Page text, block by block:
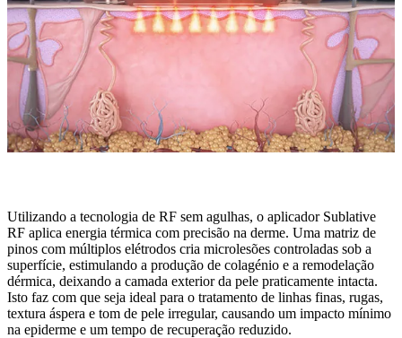
Utilizando a tecnologia de RF sem agulhas, o aplicador Sublative
RF aplica energia térmica com precisão na derme. Uma matriz de
pinos com múltiplos elétrodos cria microlesões controladas sob a
superfície, estimulando a produção de colagénio e a remodelação
dérmica, deixando a camada exterior da pele praticamente intacta.
Isto faz com que seja ideal para o tratamento de linhas finas, rugas,
textura áspera e tom de pele irregular, causando um impacto mínimo
na epiderme e um tempo de recuperação reduzido.